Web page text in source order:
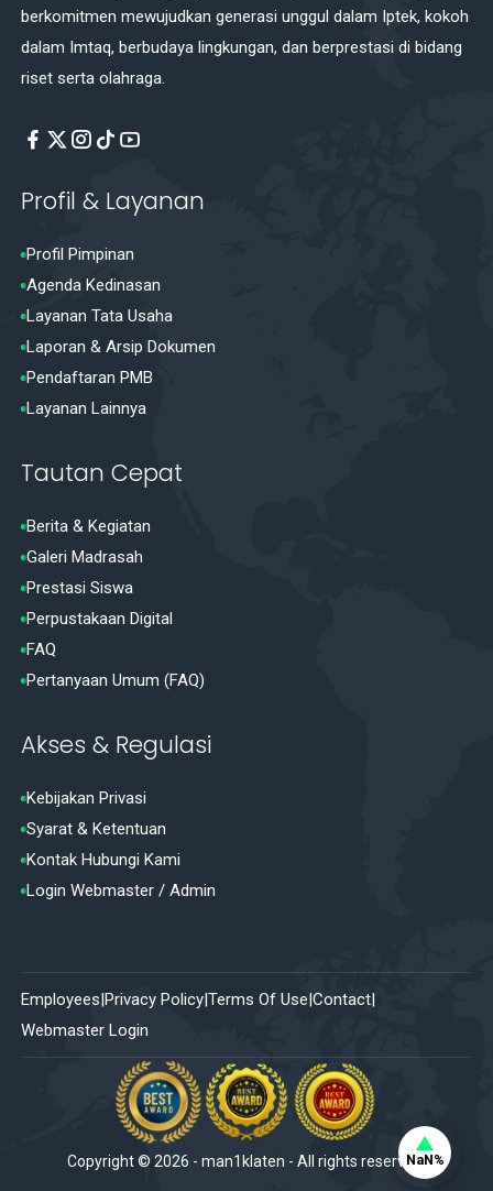
berkomitmen mewujudkan generasi unggul dalam Iptek, kokoh
dalam Imtaq, berbudaya lingkungan, dan berprestasi di bidang
riset serta olahraga.
Profil & Layanan
Profil Pimpinan
Agenda Kedinasan
Layanan Tata Usaha
Laporan & Arsip Dokumen
Pendaftaran PMB
Layanan Lainnya
Tautan Cepat
Berita & Kegiatan
Galeri Madrasah
Prestasi Siswa
Perpustakaan Digital
FAQ
Pertanyaan Umum (FAQ)
Akses & Regulasi
Kebijakan Privasi
Syarat & Ketentuan
Kontak Hubungi Kami
Login Webmaster / Admin
Employees Privacy Policy Terms Of Use Contact
Webmaster Login
Copyright © 2026 - man1klaten - All rights reserved.NaN%